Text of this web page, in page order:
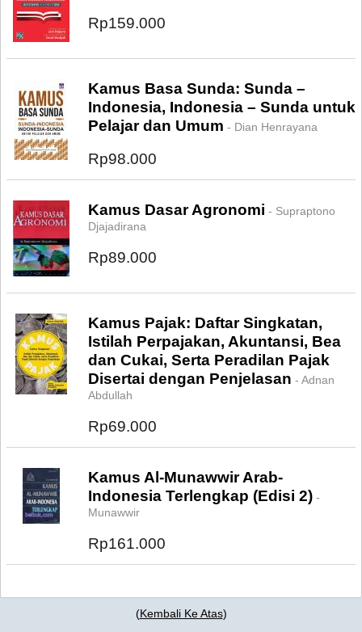
Rp159.000
Kamus Basa Sunda: Sunda –
Indonesia, Indonesia – Sunda untuk
Pelajar dan Umum - Dian Henrayana
Rp98.000
Kamus Dasar Agronomi - Supraptono
Djajadirana
Rp89.000
Kamus Pajak: Daftar Singkatan,
Istilah Perpajakan, Akuntansi, Bea
dan Cukai, Serta Peradilan Pajak
Disertai dengan Penjelasan - Adnan
Abdullah
Rp69.000
Kamus Al-Munawwir Arab-
Indonesia Terlengkap (Edisi 2) -
Munawwir
Rp161.000
(Kembali Ke Atas)